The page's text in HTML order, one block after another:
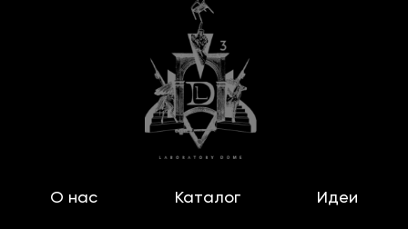
О нас Каталог Идеи